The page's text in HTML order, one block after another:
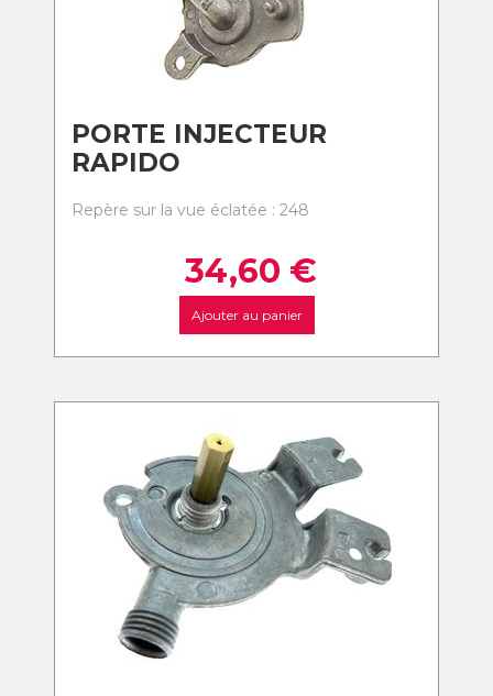
PORTE INJECTEUR
RAPIDO
Repère sur la vue éclatée : 248
34,60 €
Ajouter au panier